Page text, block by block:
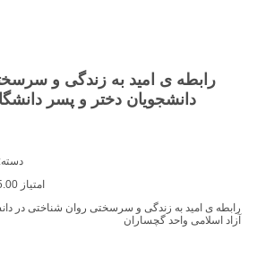
رابطه ی امید به زندگی و
دانشجویان دختر و پسر
دسته:
امتیاز 5.00 (1 رای)
رابطه ی امید به زندگی و سرسختی روان شناختی در
آزاد اسلامی واحد گچساران